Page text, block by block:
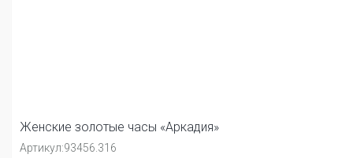
Женские золотые часы «Аркадия»
Артикул:93456.316